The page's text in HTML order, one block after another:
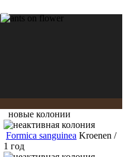
новые колонии
Formica sanguinea Kroenen /
1 год